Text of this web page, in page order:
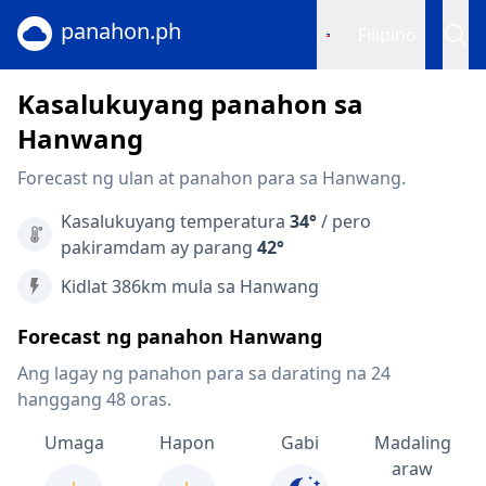
panahon.ph
Kasalukuyang panahon sa
Hanwang
Forecast ng ulan at panahon para sa Hanwang.
Kasalukuyang temperatura 34°/ pero
pakiramdam ay parang 42°
Kidlat 386km mula sa Hanwang
Forecast ng panahon Hanwang
Ang lagay ng panahon para sa darating na 24
hanggang 48 oras.
Umaga
Hapon Gabi
Madaling
araw